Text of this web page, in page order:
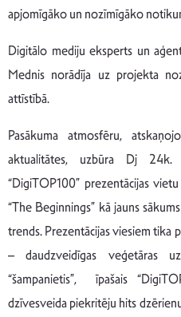
apjomīgāko un nozīmīgāko
Digitālo mediju eksperts un
Mednis norādīja uz projekta
attīstībā.
Pasākuma atmosfēru,
aktualitātes, uzbūra Dj
“DigiTOP100” prezentācijas
“The Beginnings” kā jauns
trends. Prezentācijas viesiem tika
– daudzveidīgas veģetāras
“šampanietis”, īpašais
dzīvesveida piekritēju hits